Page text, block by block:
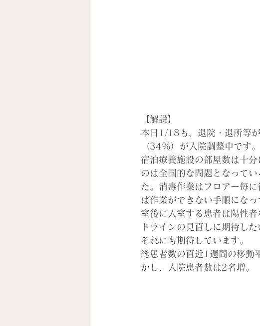
【解説】
本日1/18も、退院・退所等
（34%）が入院調整中です。
宿泊療養施設の部屋数は十
のは全国的な問題となって
た。消毒作業はフロアー毎
ば作業ができない手順にな
室後に入室する患者は陽性
ドラインの見直しに期待し
それにも期待しています。
総患者数の直近1週間の移動
かし、入院患者数は2名増。